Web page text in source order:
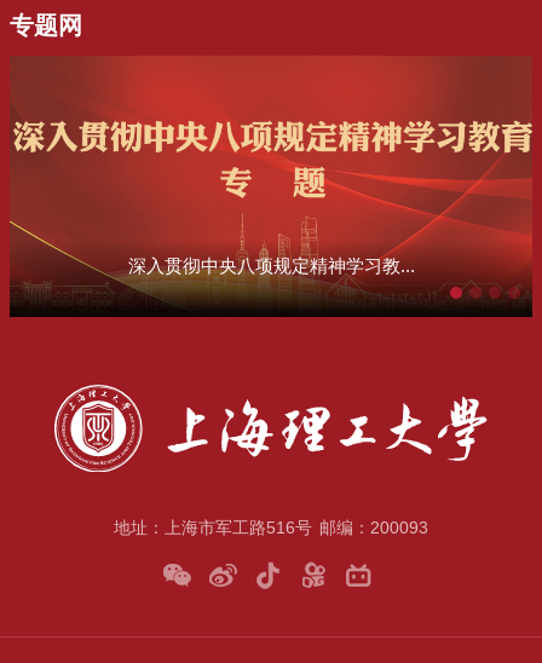
地址：上海市军工路516号 邮编：200093
专题网
深入贯彻中央八项规定精神学习教...